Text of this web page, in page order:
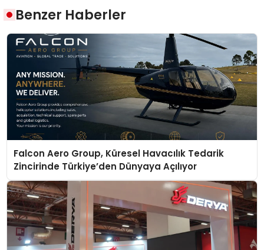
Benzer Haberler
Falcon Aero Group, Küresel Havacılık Tedarik
Zincirinde Türkiye’den Dünyaya Açılıyor